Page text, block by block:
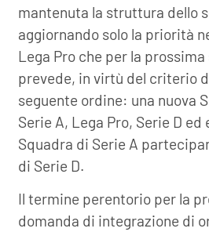
mantenuta la struttura dello
aggiornando solo la priorità
Lega Pro che per la
prevede, in virtù del criterio
seguente ordine: una nuova
Serie A, Lega Pro, Serie D
Squadra di Serie A
di Serie D.
Il termine perentorio per la
domanda di integrazione di